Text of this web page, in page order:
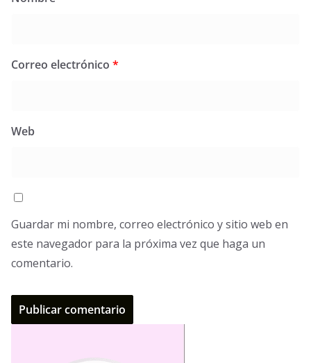
Correo electrónico *
Web
Guardar mi nombre, correo electrónico y sitio web en
este navegador para la próxima vez que haga un
comentario.